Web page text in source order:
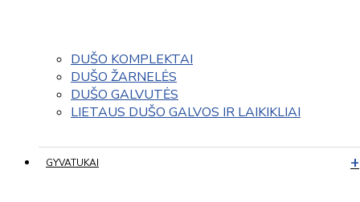
DUŠO KOMPLEKTAI
DUŠO ŽARNELĖS
DUŠO GALVUTĖS
LIETAUS DUŠO GALVOS IR LAIKIKLIAI
GYVATUKAI